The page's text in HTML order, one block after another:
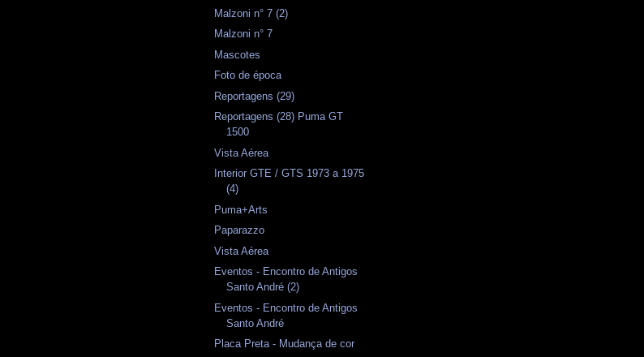
Malzoni n° 7 (2)
Malzoni n° 7
Mascotes
Foto de época
Reportagens (29)
Reportagens (28) Puma GT
1500
Vista Aérea
Interior GTE / GTS 1973 a 1975
(4)
Puma+Arts
Paparazzo
Vista Aérea
Eventos - Encontro de Antigos
Santo André (2)
Eventos - Encontro de Antigos
Santo André
Placa Preta - Mudança de cor